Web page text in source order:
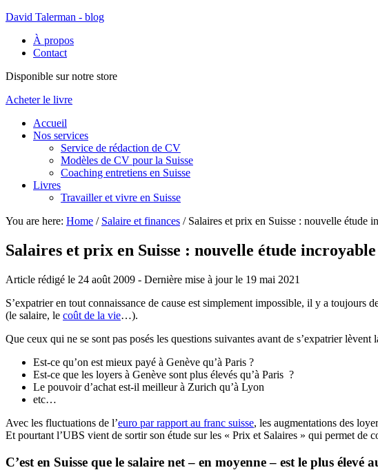
David Talerman - blog
À propos
Contact
Disponible sur notre store
Acheter le livre
Accueil
Nos services
Service de rédaction de CV
Modèles de CV pour la Suisse
Coaching entretiens en Suisse
Livres
Travailler et vivre en Suisse
You are here: Home / Salaire et finances /Salaires et prix en Suisse : nouvelle étude
Salaires et prix en Suisse : nouvelle étude incroyable
Article rédigé le 24 août 2009 - Dernière mise à jour le 19 mai 2021
S’expatrier en tout connaissance de cause est simplement impossible, il y a toujours
(le salaire, le coût de la vie…).
Que ceux qui ne se sont pas posés les questions suivantes avant de s’expatrier lèvent
Est-ce qu’on est mieux payé à Genève qu’à Paris ?
Est-ce que les loyers à Genève sont plus élevés qu’à Paris ?
Le pouvoir d’achat est-il meilleur à Zurich qu’à Lyon
etc…
Avec les fluctuations de l’euro par rapport au franc suisse, les augmentations des
Et pourtant l’UBS vient de sortir son étude sur les « Prix et Salaires » qui permet de
C’est en Suisse que le salaire net – en moyenne – est le plus élevé